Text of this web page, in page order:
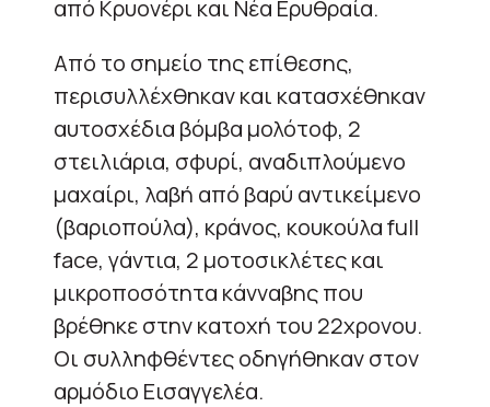
από Κρυονέρι και Νέα Ερυθραία.
Από το σημείο της επίθεσης,
περισυλλέχθηκαν και κατασχέθηκαν
αυτοσχέδια βόμβα μολότοφ, 2
στειλιάρια, σφυρί, αναδιπλούμενο
μαχαίρι, λαβή από βαρύ αντικείμενο
(βαριοπούλα), κράνος, κουκούλα full
face, γάντια, 2 μοτοσικλέτες και
μικροποσότητα κάνναβης που
βρέθηκε στην κατοχή του 22χρονου.
Οι συλληφθέντες οδηγήθηκαν στον
αρμόδιο Εισαγγελέα.